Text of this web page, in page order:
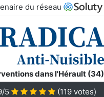
du réseau
dans l'Hérault (34)
5
(119 votes)